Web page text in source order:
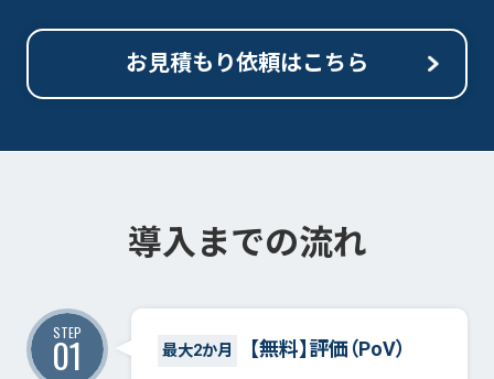
お見積もり依頼はこちら
導入までの流れ
STEP
01 最大2か月 【無料】評価（PoV）